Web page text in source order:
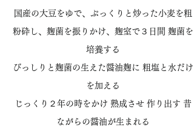
国産の大豆をゆで、ぷっくりと炒った小麦を粗
粉砕し、麹菌を振りかけ、麹室で３日間 麹菌を
培養する
びっしりと麹菌の生えた醤油麹に 粗塩と水だけ
を加える
じっくり２年の時をかけ 熟成させ 作り出す 昔
ながらの醤油が生まれる